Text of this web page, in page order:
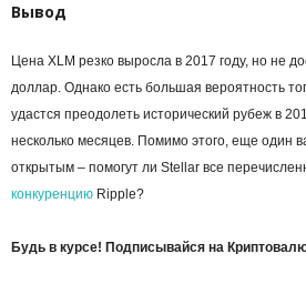
Вывод
Цена XLM резко выросла в 2017 году, но не
доллар. Однако есть большая вероятность
удастся преодолеть исторический рубеж в
несколько месяцев. Помимо этого, еще один
открытым – помогут ли Stellar все
конкуренцию Ripple?
Будь в курсе! Подписывайся на